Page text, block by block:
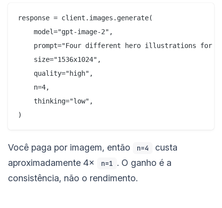
response = client.images.generate(
    model="gpt-image-2",
prompt="Four different hero illustrations for
    size="1536x1024",
    quality="high",
    n=4,
    thinking="low",
Você paga por imagem, então n=4
custa
aproximadamente 4×
n=1 . O ganho é a
consistência, não o rendimento.